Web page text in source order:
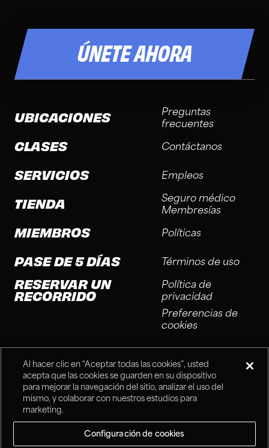
ÚNETE AHORA
UBICACIONES
CLASES
SERVICIOS
TIENDA
MIEMBROS
PASE DE 5 DÍAS
RESERVAR UN
RECORRIDO
Preguntas
frecuentes
Contáctanos
Empleos
Seguro médico
Membresías
Políticas
Términos de uso
Política de
privacidad
Preferencias de
cookies
®Fitness Connection, 2025
Al hacer clic en “Aceptar todas las cookies”, usted
acepta que las cookies se guarden en su dispositivo
para mejorar la navegación del sitio, analizar el uso del
mismo, y colaborar con nuestros estudios para
marketing.
Configuración de cookies